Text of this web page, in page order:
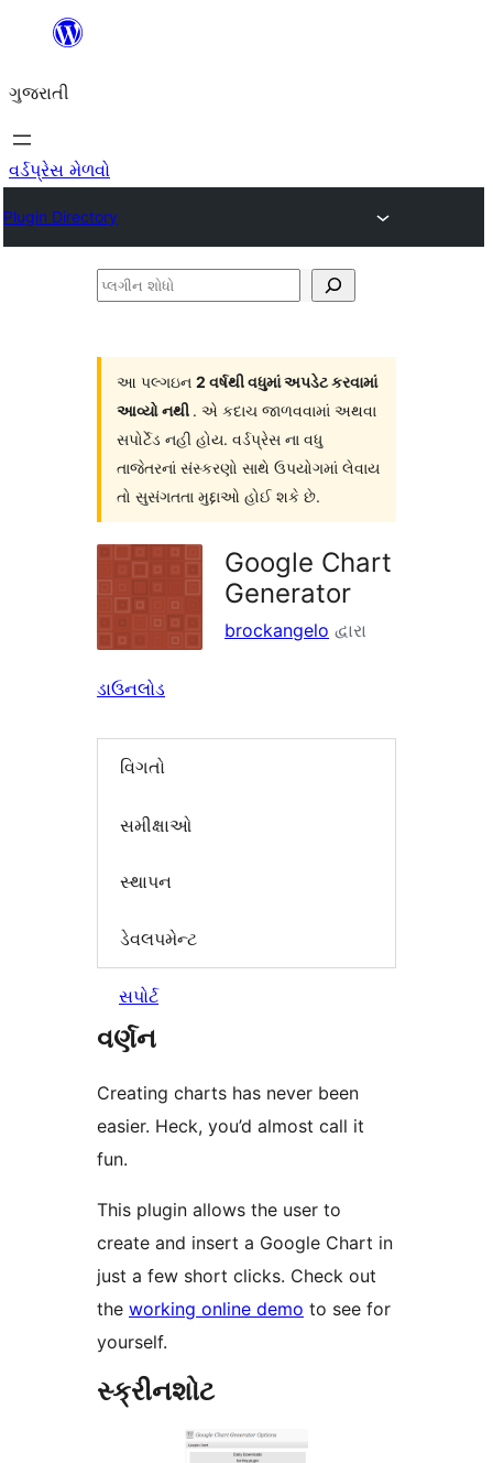
કંટેન્ટ(લખાણ)
જાઓ
ગુજરાતી
વર્ડપ્રેસ મેળવો
Plugin Directory
પ્લગીન
આ પલ્ગઇન 2 વર્ષથી વધુમાં અપડેટ કરવામાં
આવ્યો નથી . એ કદાચ જાળવવામાં અથવા
સપોર્ટેડ નહી હોય. વર્ડપ્રેસ ના વધુ
તાજેતરનાં સંસ્કરણો સાથે ઉપયોગમાં લેવાય
તો સુસંગતતા મુદ્દાઓ હોઈ શકે છે.
Google Chart
Generator
brockangelo દ્વારા
ડાઉનલોડ
વિગતો
સમીક્ષાઓ
સ્થાપન
ડેવલપમેન્ટ
સપોર્ટ
વર્ણન
Creating charts has never been
easier. Heck, you’d almost call it
fun.
This plugin allows the user to
create and insert a Google Chart in
just a few short clicks. Check out
the working online demo to see for
yourself.
સ્ક્રીનશોટ